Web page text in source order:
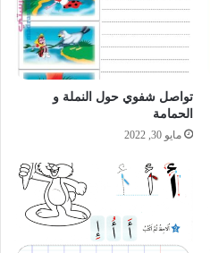
تواصل شفوي حول النملة و
الحمامة
مايو 30, 2022